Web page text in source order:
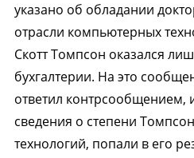
указано об обладании
отрасли компьютерных
Скотт Томпсон оказался
бухгалтерии. На это
ответил контрсообщением,
сведения о степени
технологий, попали в его